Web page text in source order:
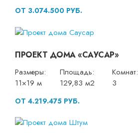
ОТ 3.074.500 РУБ.
ПРОЕКТ ДОМА «САУСАР»
Размеры:
11×19 м
Площадь:
129,83 м2
Комнат:
3
ОТ 4.219.475 РУБ.